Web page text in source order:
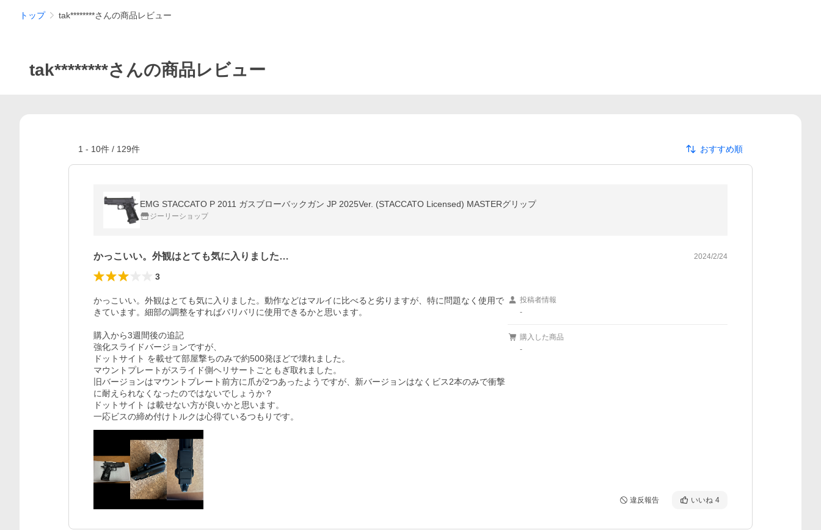
トップ tak********さんの商品レビュー
tak********さんの商品レビュー
1 - 10件 / 129件 おすすめ順
EMG STACCATO P 2011 ガスブローバックガン JP 2025Ver. (STACCATO Licensed) MASTERグリップ
ジーリーショップ
かっこいい。外観はとても気に入りました… 2024/2/24
3
かっこいい。外観はとても気に入りました。動作などはマルイに比べると劣りますが、特に問題なく使用で
きています。細部の調整をすればバリバリに使用できるかと思います。
購入から3週間後の追記
強化スライドバージョンですが、
ドットサイト を載せて部屋撃ちのみで約500発ほどで壊れました。
マウントプレートがスライド側ヘリサートごともぎ取れました。
旧バージョンはマウントプレート前方に爪が2つあったようですが、新バージョンはなくビス2本のみで衝撃
に耐えられなくなったのではないでしょうか？
ドットサイト は載せない方が良いかと思います。
一応ビスの締め付けトルクは心得ているつもりです。
投稿者情報
-
購入した商品
-
違反報告 いいね 4